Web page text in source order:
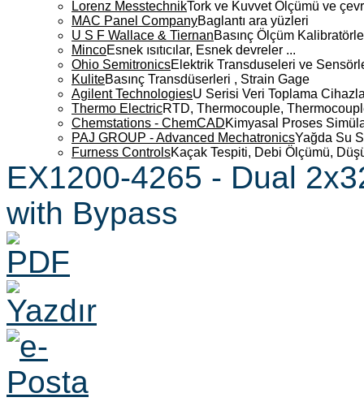
Lorenz MesstechnikTork ve Kuvvet Ölçümü ve
MAC Panel CompanyBaglantı ara yüzleri
U S F Wallace & TiernanBasınç Ölçüm
MincoEsnek ısıtıcılar, Esnek devreler ...
Ohio SemitronicsElektrik Transduseleri ve
KuliteBasınç Transdüserleri , Strain Gage
Agilent TechnologiesU Serisi Veri Toplama
Thermo ElectricRTD, Thermocouple,
Chemstations - ChemCADKimyasal Proses
PAJ GROUP - Advanced MechatronicsYağda Su
Furness ControlsKaçak Tespiti, Debi Ölçümü,
EX1200-4265 - Dual
with Bypass